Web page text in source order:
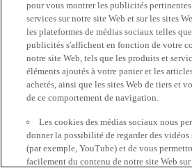
pour vous montrer les publicités
services sur notre site Web et sur les sites
les plateformes de médias sociaux telles
publicités s'affichent en fonction de votre
notre site Web, tels que les produits et
éléments ajoutés à votre panier et les
achetés, ainsi que les sites Web de tiers et
de ce comportement de navigation.
Les cookies des médias sociaux nous
donner la possibilité de regarder des vidéos
(par exemple, YouTube) et de vous
facilement du contenu de notre site Web sur